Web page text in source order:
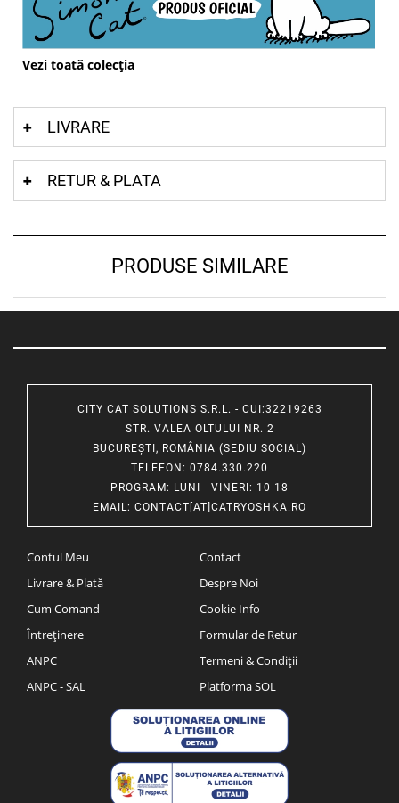
Vezi toată colecția
LIVRARE
RETUR & PLATA
PRODUSE SIMILARE
CITY CAT SOLUTIONS S.R.L. - CUI:32219263
STR. VALEA OLTULUI NR. 2
BUCUREȘTI, ROMÂNIA (SEDIU SOCIAL)
TELEFON : 0784.330.220
PROGRAM: LUNI - VINERI: 10-18
EMAIL : CONTACT[AT]CATRYOSHKA.RO
Contul Meu
Livrare & Plată
Cum Comand
Întreținere
ANPC
ANPC - SAL
Contact
Despre Noi
Cookie Info
Formular de Retur
Termeni & Condiții
Platforma SOL